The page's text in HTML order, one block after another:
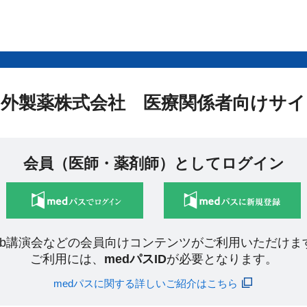
製薬株式会社 医療関係者向けサ
会員（医師・薬剤師）としてログイン
講演会などの会員向けコンテンツがご利用いただけま
ご利用には、 medパスIDが必要となります。
medパスに関する詳しいご紹介はこちら